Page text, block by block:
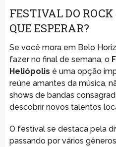
FESTIVAL DO
QUE ESPERAR?
Se você mora em Belo
fazer no final de semana, o
Heliópolis é uma opção
reúne amantes da música,
shows de bandas
descobrir novos talentos
O festival se destaca pela
passando por vários